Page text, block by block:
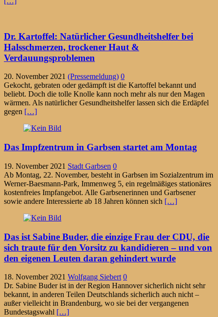
Dr. Kartoffel: Natürlicher Gesundheitshelfer bei
Halsschmerzen, trockener Haut &
Verdauungsproblemen
20. November 2021 (Pressemeldung) 0
Gekocht, gebraten oder gedämpft ist die Kartoffel bekannt und
beliebt. Doch die tolle Knolle kann noch mehr als nur den Magen
wärmen. Als natürlicher Gesundheitshelfer lassen sich die Erdäpfel
gegen […]
Das Impfzentrum in Garbsen startet am Montag
19. November 2021 Stadt Garbsen 0
Ab Montag, 22. November, besteht in Garbsen im Sozialzentrum im
Werner-Baesmann-Park, Immenweg 5, ein regelmäßiges stationäres
kostenfreies Impfangebot. Alle Garbsenerinnen und Garbsener
sowie andere Interessierte ab 18 Jahren können sich […]
Das ist Sabine Buder, die einzige Frau der CDU, die
sich traute für den Vorsitz zu kandidieren – und von
den eigenen Leuten daran gehindert wurde
18. November 2021 Wolfgang Siebert 0
Dr. Sabine Buder ist in der Region Hannover sicherlich nicht sehr
bekannt, in anderen Teilen Deutschlands sicherlich auch nicht –
außer vielleicht in Brandenburg, wo sie bei der vergangenen
Bundestagswahl […]